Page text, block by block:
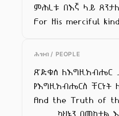
ምሕረቱ በእኛ ላይ
For His merciful
ሕዝብ / PEOPLE
ጽድቁሰ ለእግዚአብሔር
የእግዚአብሔርስ ቸርነት
And the Truth of